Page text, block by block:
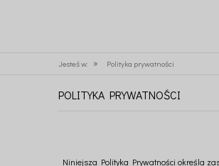
Jesteś w: » Polityka prywatności
POLITYKA PRYWATNOŚCI
Niniejsza Polityka Prywatności określa